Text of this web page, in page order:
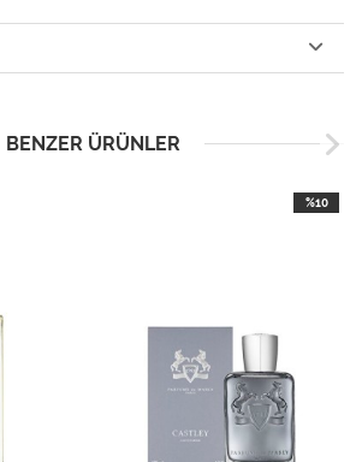
BENZER ÜRÜNLER
%10